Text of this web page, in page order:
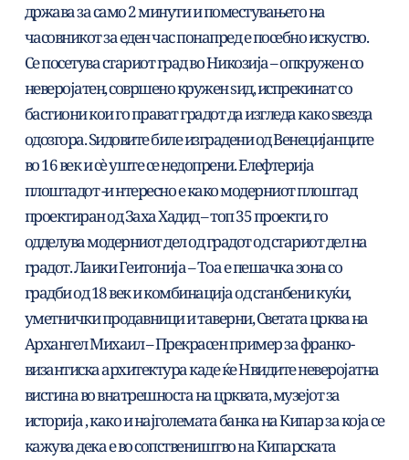
држава за само 2 минути и поместувањето на
часовникот за еден час понапред е посебно искуство.
Се посетува стариот град во Никозија – опкружен со
неверојатен, совршено кружен ѕид, испрекинат со
бастиони кои го прават градот да изгледа како ѕвезда
одозгора. Ѕидовите биле изградени од Венецијанците
во 16 век и сè уште се недопрени. Елефтерија
плоштадот -и нтересно е како модерниот плоштад
проектиран од Заха Хадид – топ 35 проекти, го
одделува модерниот дел од градот од стариот дел на
градот. Лаики Геитонија – Тоа е пешачка зона со
градби од 18 век и комбинација од станбени куќи,
уметнички продавници и таверни, Светата црква на
Архангел Михаил – Прекрасен пример за франко-
византиска архитектура каде ќе Нвидите неверојатна
вистина во внатрешноста на црквата, музејот за
историја , како и најголемата банка на Кипар за која се
кажува дека е во сопствеништво на Кипарската